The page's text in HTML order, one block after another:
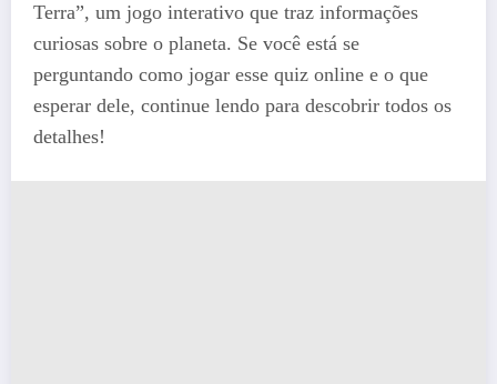
Terra”, um jogo interativo que traz informações
curiosas sobre o planeta. Se você está se
perguntando como jogar esse quiz online e o que
esperar dele, continue lendo para descobrir todos os
detalhes!